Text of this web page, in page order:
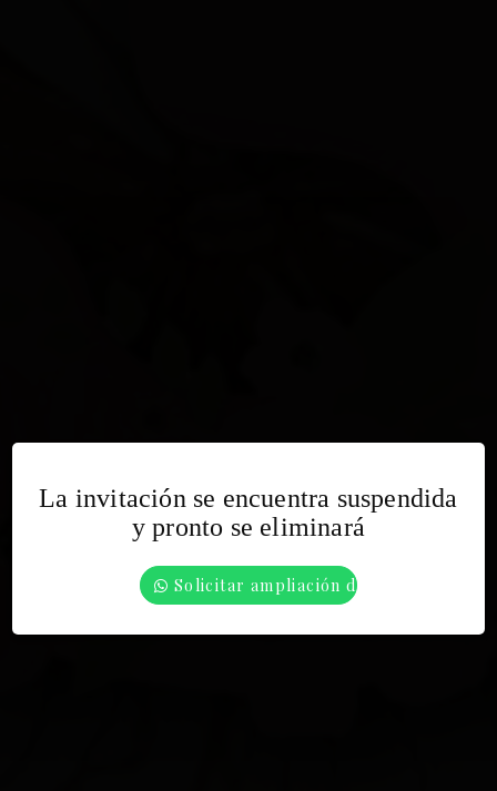
Bienvenidos a la invitación de Barbara
Ingresar
La invitación se encuentra suspendida
y pronto se eliminará
Solicitar ampliación de tiempo